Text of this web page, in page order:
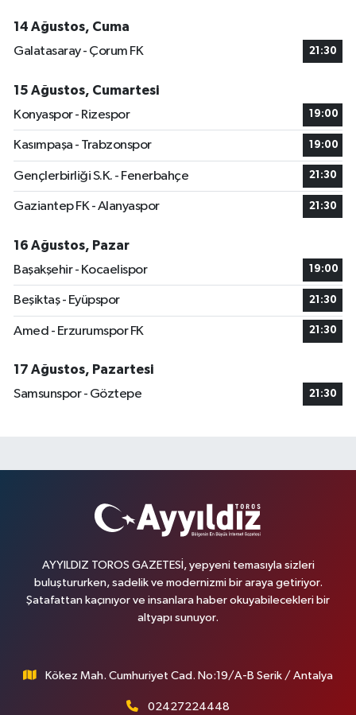
14 Ağustos, Cuma
Galatasaray - Çorum FK
21:30
15 Ağustos, Cumartesi
Konyaspor - Rizespor
19:00
Kasımpaşa - Trabzonspor 19:00
Gençlerbirliği S.K. - Fenerbahçe 21:30
Gaziantep FK - Alanyaspor 21:30
16 Ağustos, Pazar
Başakşehir - Kocaelispor
19:00
Beşiktaş - Eyüpspor 21:30
Amed - Erzurumspor FK 21:30
17 Ağustos, Pazartesi
Samsunspor - Göztepe
21:30
AYYILDIZ TOROS GAZETESİ, yepyeni temasıyla sizleri
buluştururken, sadelik ve modernizmi bir araya getiriyor.
Şatafattan kaçınıyor ve insanlara haber okuyabilecekleri bir
altyapı sunuyor.
Kökez Mah. Cumhuriyet Cad. No:19/A-B Serik / Antalya
02427224448